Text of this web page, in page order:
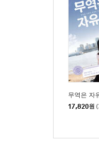
노마드 인생
반 발짝만 가
대륙을 이동
나라를 옮겨
행복한 노마
차별 없는 시
무역은 자
17,820원